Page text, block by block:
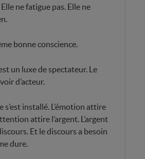
ne fatigue pas. Elle ne
bonne conscience.
un luxe de spectateur. Le
d’acteur.
s’est installé. L’émotion attire
attire l’argent. L’argent
Et le discours a besoin
dure.